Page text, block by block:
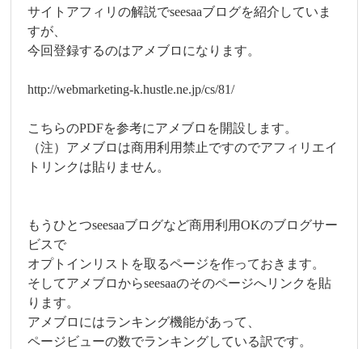
サイトアフィリの解説でseesaaブログを紹介していま
すが、
今回登録するのはアメブロになります。
http://webmarketing-k.hustle.ne.jp/cs/81/
こちらのPDFを参考にアメブロを開設します。
（注）アメブロは商用利用禁止ですのでアフィリエイ
トリンクは貼りません。
もうひとつseesaaブログなど商用利用OKのブログサー
ビスで
オプトインリストを取るページを作っておきます。
そしてアメブロからseesaaのそのページへリンクを貼
ります。
アメブロにはランキング機能があって、
ページビューの数でランキングしている訳です。